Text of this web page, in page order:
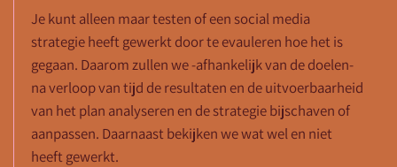
Je kunt alleen maar testen of een social media
strategie heeft gewerkt door te evauleren hoe het is
gegaan. Daarom zullen we -afhankelijk van de doelen-
na verloop van tijd de resultaten en de uitvoerbaarheid
van het plan analyseren en de strategie bijschaven of
aanpassen. Daarnaast bekijken we wat wel en niet
heeft gewerkt.